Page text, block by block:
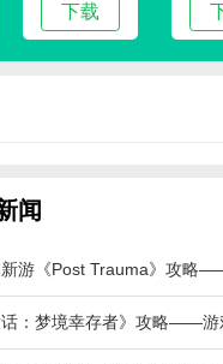
戏中文版怎么玩
：选手需要快速准确地
玩家需要控制好火候，
：玩家需要根据汤的味
客。
戏中文版游戏评价
下载
闻
话：梦境幸存者》攻略——游